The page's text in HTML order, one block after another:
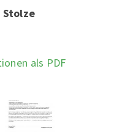
Stolze
als PDF